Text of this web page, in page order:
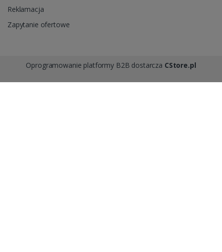
Reklamacja
Zapytanie ofertowe
Oprogramowanie platformy B2B dostarcza CStore.pl